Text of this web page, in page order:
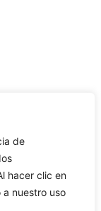
de
hacer clic en
a nuestro uso